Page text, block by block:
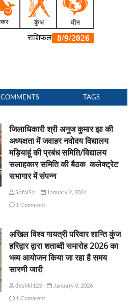
COMMENTS TAGS
जिलाधिकारी श्री अनुज कुमार झा की
अध्यक्षता में जवाहर नवोदय विद्यालय
मड़ियाहूं की प्रबंध समिति/विद्यालय
सलाहकार समिति की बैठक कलेक्ट्रेट
सभागार में संपन्न
SafalSri
January 2, 2024
1 Comment
अखिल विश्व गायत्री परिवार शान्ति कुंज
हरिद्वार द्वारा शताब्दी समारोह 2026 का
भव्य आयोजन किया जा रहा है समय
सारणी जारी
deshki123
January 3, 2026
1 Comment